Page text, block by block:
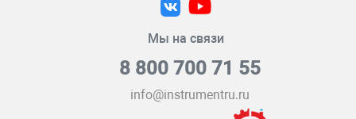
Мы на связи
8 800 700 71 55
info@instrumentru.ru